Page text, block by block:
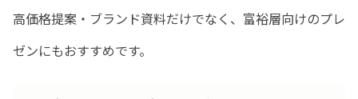
高価格提案・ブランド資料だけでなく、富裕層向けのプレ
ゼンにもおすすめです。